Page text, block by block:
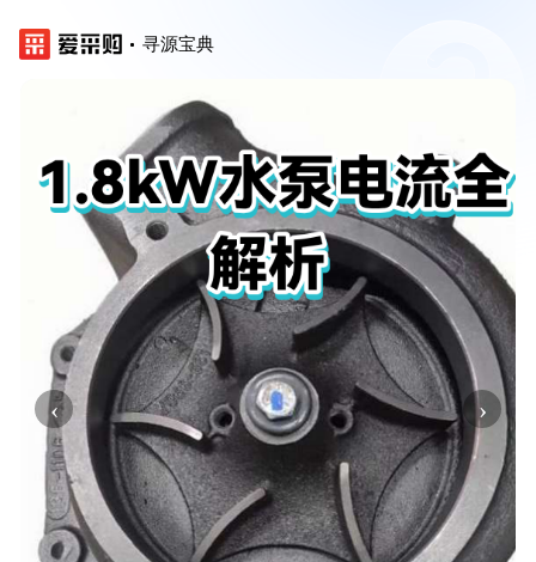
寻源宝典
‹ ›